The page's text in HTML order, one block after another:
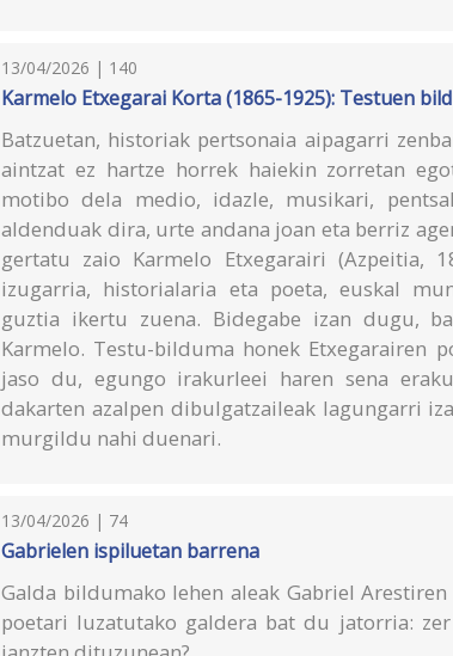
13/04/2026 | 140
Karmelo Etxegarai Korta (1865-1925): Testuen
Batzuetan, historiak pertsonaia aipagarri
aintzat ez hartze horrek haiekin zorretan
motibo dela medio, idazle, musikari,
aldenduak dira, urte andana joan eta berriz
gertatu zaio Karmelo Etxegarairi (Azpeitia,
izugarria, historialaria eta poeta, euskal
guztia ikertu zuena. Bidegabe izan dugu,
Karmelo. Testu-bilduma honek Etxegarairen
jaso du, egungo irakurleei haren sena
dakarten azalpen dibulgatzaileak lagungarri
murgildu nahi duenari.
13/04/2026 | 74
Gabrielen ispiluetan barrena
Galda bildumako lehen aleak Gabriel
poetari luzatutako galdera bat du jatorria: